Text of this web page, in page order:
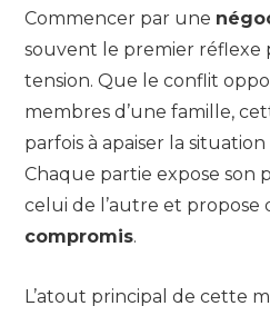
Commencer par une
souvent le premier réflexe
tension. Que le conflit
membres d’une famille,
parfois à apaiser la
Chaque partie expose son
celui de l’autre et propose
compromis.
L’atout principal de cette